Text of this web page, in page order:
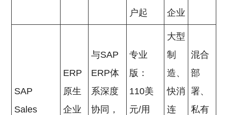
户起
企业
SAP
Sales
ERP
原生
企业
与SAP
ERP体
系深度
协同，
专业
版：
110美
元/用
大型
制
造、
快消
连
混合
部
署、
私有